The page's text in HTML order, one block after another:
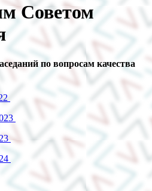
Советом
по вопросам качества